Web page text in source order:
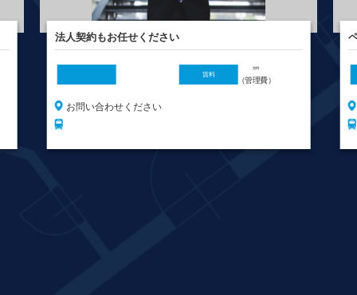
ペットOK物件あります
賃料
お問い合わせください